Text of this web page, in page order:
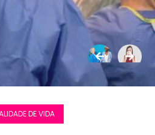
DE VIDA